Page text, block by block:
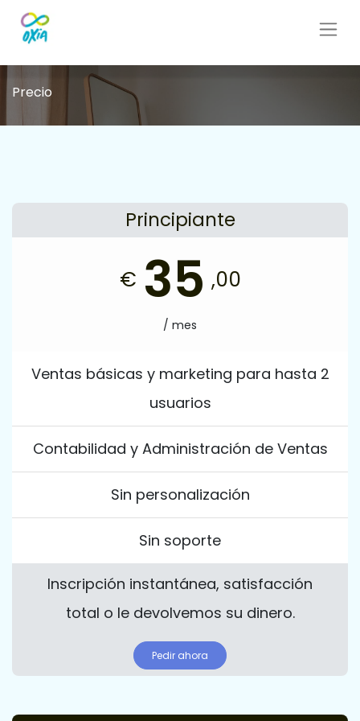
Precio
Principiante
€ 35 ,00
/ mes
Ventas básicas y marketing para hasta 2
usuarios
Contabilidad y Administración de Ventas
Sin personalización
Sin soporte
Inscripción instantánea, satisfacción
total o le devolvemos su dinero.
Pedir ahora